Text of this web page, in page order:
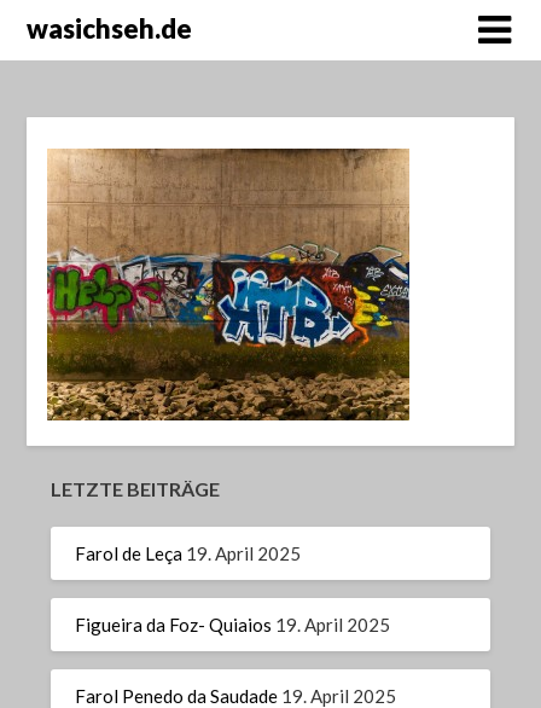
wasichseh.de
LETZTE BEITRÄGE
Farol de Leça 19. April 2025
Figueira da Foz- Quiaios 19. April 2025
Farol Penedo da Saudade 19. April 2025